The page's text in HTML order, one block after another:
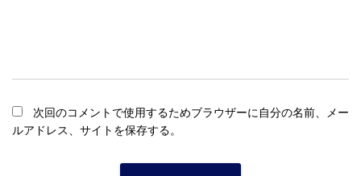
次回のコメントで使用するためブラウザーに自分の名前、メー
ルアドレス、サイトを保存する。